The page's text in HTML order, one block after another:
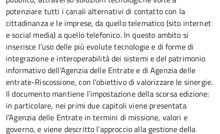
potenziare tutti i canali alternativi di contatto con la
cittadinanza e le imprese, da quello telematico (sito internet
e social media) a quello telefonico. In questo ambito si
inserisce l’uso delle più evolute tecnologie e di forme di
integrazione e interoperabilità dei sistemi e del patrimonio
informativo dell’Agenzia delle Entrate e di Agenzia delle
entrate-Riscossione, con l’obiettivo di valorizzare le sinergie.
Il documento mantiene l’impostazione della scorsa edizione:
in particolare, nei primi due capitoli viene presentata
l’Agenzia delle Entrate in termini di missione, valori e
governo, e viene descritto l’approccio alla gestione della